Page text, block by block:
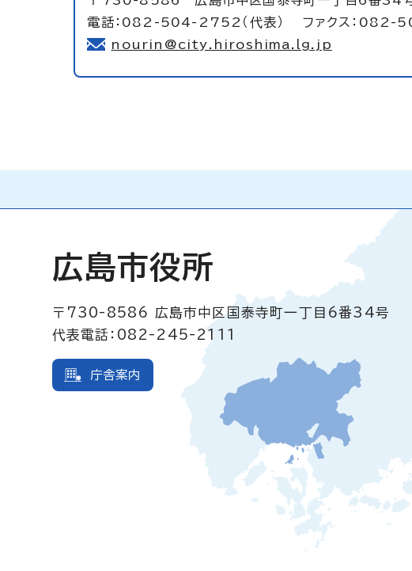
電話：082-504-2752（代表） ファクス：
nourin@city.hiroshima.lg.jp
広島市役所
〒730-8586
広島市中区国泰寺町一丁目6番34号
代表電話：082-245-2111
庁舎案内